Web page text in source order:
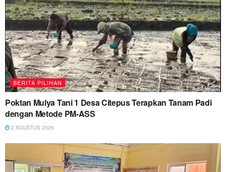
BERITA PILIHAN
Poktan Mulya Tani 1 Desa Citepus Terapkan Tanam Padi
dengan Metode PM-ASS
2 AGUSTUS 2026